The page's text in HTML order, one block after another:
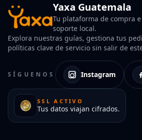
Yaxa Guatemala
Tu plataforma de compra
soporte local.
Explora nuestras guías, gestiona tus
políticas clave de servicio sin salir de
SÍGUENOS Instagram
SSL ACTIVO
Tus datos viajan cifrados.